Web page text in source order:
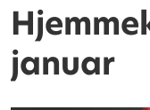
januar